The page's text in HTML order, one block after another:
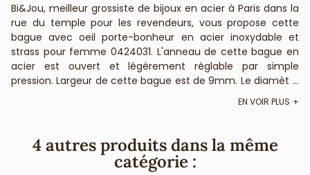
Bi&Jou, meilleur grossiste de bijoux en acier à Paris dans la
rue du temple pour les revendeurs, vous propose cette
bague avec oeil porte-bonheur en acier inoxydable et
strass pour femme 0424031. L'anneau de cette bague en
acier est ouvert et légèrement réglable par simple
pression. Largeur de cette bague est de 9mm. Le diamètre
fournisseur français pour les revendeurs professionnels de
stores, ) et de la beauté (salons de coiffure, instituts de
beauté, ongleries,...), vous informe que ce bijou acier ne
contient pas de nickel, plomb ni cadmium et est anti-
...
EN VOIR PLUS
4 autres produits dans la même
catégorie :